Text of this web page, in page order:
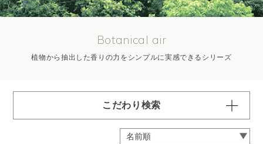
Botanical air
植物から抽出した香りの力をシンプルに実感できるシリーズ
こだわり検索
容量・用途で絞り込む ※一つお選びください